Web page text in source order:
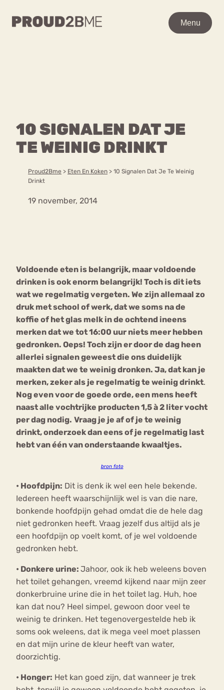
Menu
10 SIGNALEN DAT JE
TE WEINIG DRINKT
Proud2Bme > Eten En Koken > 10 Signalen Dat Je Te Weinig
Drinkt
19 november, 2014
Voldoende eten is belangrijk, maar voldoende
drinken is ook enorm belangrijk! Toch is dit iets
wat we regelmatig vergeten. We zijn allemaal zo
druk met school of werk, dat we soms na de
koffie of het glas melk in de ochtend ineens
merken dat we tot 16:00 uur niets meer hebben
gedronken. Oeps! Toch zijn er door de dag heen
allerlei signalen geweest die ons duidelijk
maakten dat we te weinig dronken. Ja, dat kan je
merken, zeker als je regelmatig te weinig drinkt.
Nog even voor de goede orde, een mens heeft
naast alle vochtrijke producten 1,5 à 2 liter vocht
per dag nodig. Vraag je je af of je te weinig
drinkt, onderzoek dan eens of je regelmatig last
hebt van één van onderstaande kwaaltjes.
bron foto
• Hoofdpijn: Dit is denk ik wel een hele bekende.
Iedereen heeft waarschijnlijk wel is van die nare,
bonkende hoofdpijn gehad omdat die de hele dag
niet gedronken heeft. Vraag jezelf dus altijd als je
een hoofdpijn op voelt komt, of je wel voldoende
gedronken hebt.
• Donkere urine: Jahoor, ook ik heb weleens boven
het toilet gehangen, vreemd kijkend naar mijn zeer
donkerbruine urine die in het toilet lag. Huh, hoe
kan dat nou? Heel simpel, gewoon door veel te
weinig te drinken. Het tegenovergestelde heb ik
soms ook weleens, dat ik mega veel moet plassen
en dat mijn urine de kleur heeft van water,
doorzichtig.
• Honger: Het kan goed zijn, dat wanneer je trek
Menu
Content
Over ons
Forum
WAAR BEN JE NAAR OP
Over proud2bme
Contact
Vacatures
Privacyverklaring
mia
Nerv
osa
Eetstoornis Anorexia Nervosa
Eetbuien Piekeren Sport
Trauma
Orthorexia
Afvallen Angst